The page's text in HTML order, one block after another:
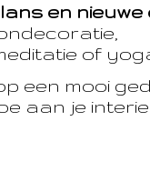
en nieuwe
of
een mooi
aan je